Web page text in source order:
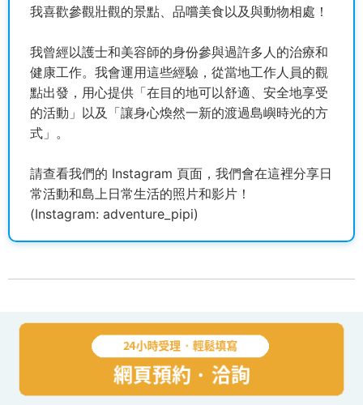
我喜歡參觀壯觀的景點、品嚐美食以及與動物相處！
我曾經以護士和美容師的身份參與過許多人的治療和
健康工作。我會運用這些經驗，從當地工作人員的觀
點出發，用心提供「在目的地可以舒適、安全地享受
的活動」以及「讓身心煥然一新的渡過島嶼時光的方
式」。
請查看我們的 Instagram 頁面，我們會在這裡分享日
常活動和島上日常生活的照片和影片！
(Instagram: adventure_pipi)